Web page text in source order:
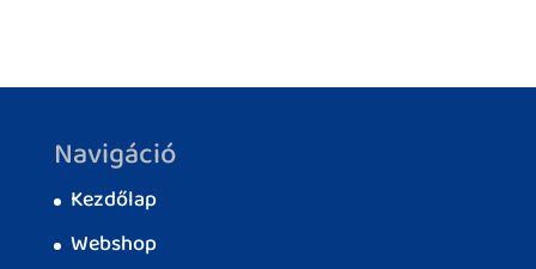
Navigáció
Kezdőlap
Webshop